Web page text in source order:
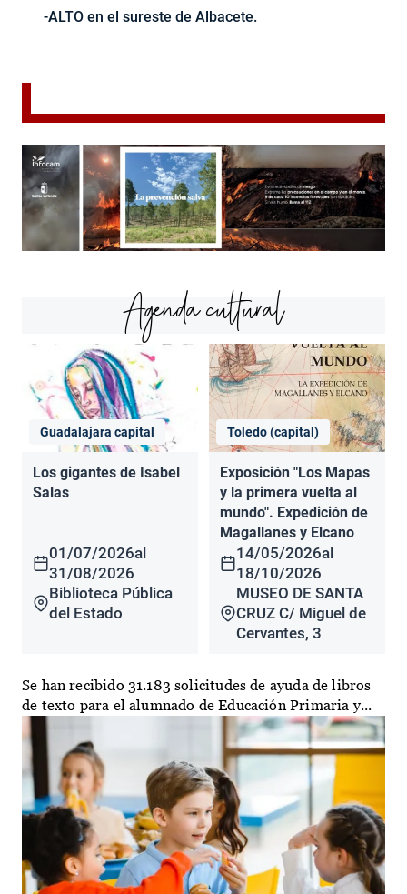
-ALTO en el sureste de Albacete.
Agenda cultural
Guadalajara capital
Los gigantes de Isabel
Salas
01/07/2026al
31/08/2026
Biblioteca Pública
del Estado
Toledo (capital)
Exposición "Los Mapas
y la primera vuelta al
mundo". Expedición de
Magallanes y Elcano
14/05/2026al
18/10/2026
MUSEO DE SANTA
CRUZ C/ Miguel de
Cervantes, 3
Se han recibido 31.183 solicitudes de ayuda de libros
de texto para el alumnado de Educación Primaria y...